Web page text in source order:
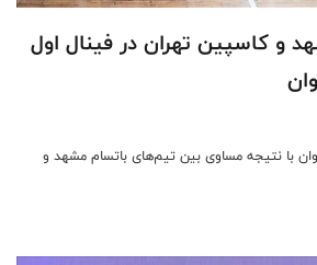
و کاسپین تهران در فینال اول
با نتیجه مساوی بین تیم‌های باتسام مشهد و